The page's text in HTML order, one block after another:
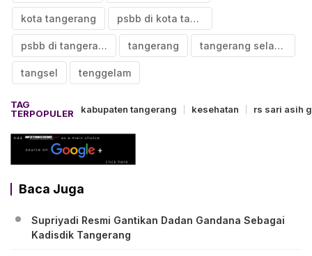
kota tangerang psbb di kota tangerang
psbb di tangerang tangerang tangerang selatan
tangsel tenggelam
TAG
TERPOPULER
kabupaten tangerang kesehatan rs sari asih
Baca Juga
Supriyadi Resmi Gantikan Dadan Gandana Sebagai
Kadisdik Tangerang